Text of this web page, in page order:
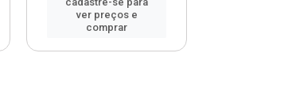
ver preços e
comprar